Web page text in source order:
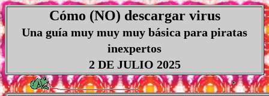
Cómo (NO) descargar virus
Una guía muy muy muy básica para piratas
inexpertos
2 DE JULIO 2025